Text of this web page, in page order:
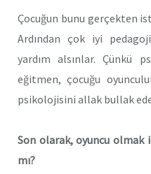
Çocuğun bunu gerçekten
Ardından çok iyi
yardım alsınlar. Çünkü
eğitmen, çocuğu
psikolojisini allak bullak
Son olarak, oyuncu
mı?